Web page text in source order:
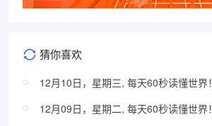
猜你喜欢
12月10日，星期三, 每天60秒读懂世界！
12月09日，星期二, 每天60秒读懂世界！